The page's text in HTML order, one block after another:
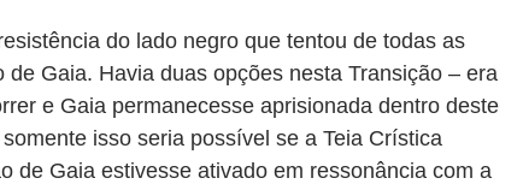
do lado negro que tentou de todas as
Gaia. Havia duas opções nesta Transição – era
e Gaia permanecesse aprisionada dentro deste
isso seria possível se a Teia Crística
de Gaia estivesse ativado em ressonância com a